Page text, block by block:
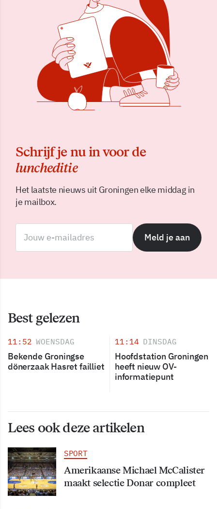
Schrijf je nu in voor de
luncheditie
Het laatste nieuws uit Groningen elke middag in
je mailbox.
Meld je aan
Best gelezen
11:52 WOENSDAG
Bekende Groningse
dönerzaak Hasret failliet
11:14 DINSDAG
Hoofdstation Groningen
heeft nieuw OV-
informatiepunt
Lees ook deze artikelen
SPORT
Amerikaanse Michael McCalister
maakt selectie Donar compleet